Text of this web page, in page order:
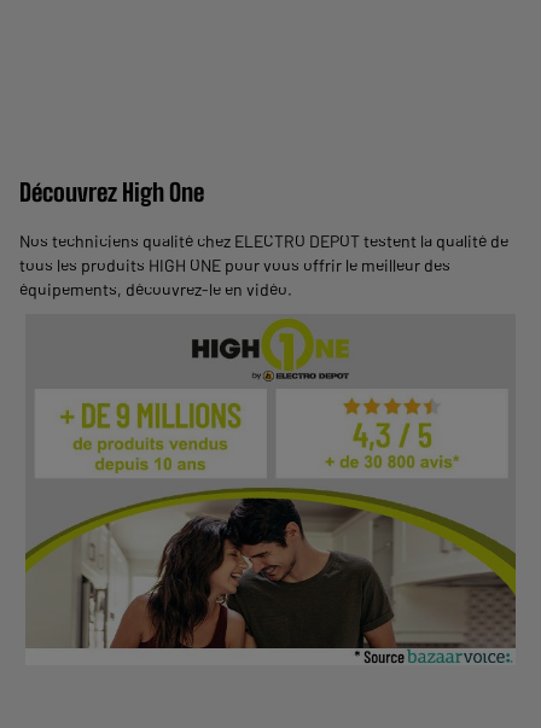
Découvrez High One
Nos techniciens qualité chez ELECTRO DEPOT testent la qualité de
tous les produits HIGH ONE pour vous offrir le meilleur des
équipements, découvrez-le en vidéo.